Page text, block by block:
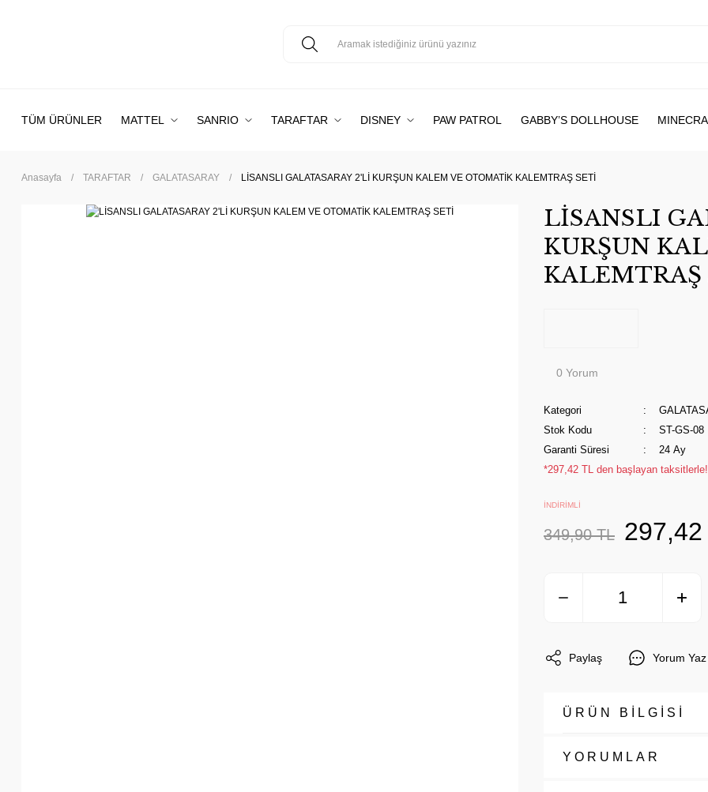
TÜM ÜRÜNLER MATTEL SANRIO TARAFTAR DISNEY PAW PATROL GABBY’S DOLLHOUSE
Anasayfa TARAFTAR GALATASARAY LİSANSLI GALATASARAY 2'Lİ KURŞUN KALEM VE OTOMATİK KALEMTRAŞ SETİ
LİSANSLI
KURŞUN
KALEMTRAŞ
0 Yorum
Kategori
Stok Kodu
ST-GS-08
Garanti Süresi
24 Ay
*297,42 TL den başlayan taksitlerle!
İNDİRİMLİ
349,90 TL 297,42
Paylaş Yorum Yaz
ÜRÜN BİLGİSİ
YORUMLAR